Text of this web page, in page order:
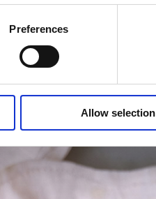
Preferences
Allow selection